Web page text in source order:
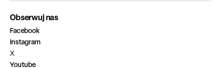
Obserwuj nas
Facebook
Instagram
X
Youtube